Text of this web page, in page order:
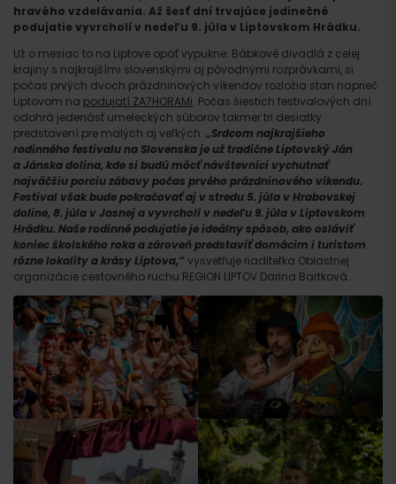
hravého vzdelávania. Až šesť dní trvajúce jedinečné
podujatie vyvrcholí v nedeľu 9. júla v Liptovskom Hrádku.
Už o mesiac to na Liptove opäť vypukne. Bábkové divadlá z celej
krajiny s najkrajšími slovenskými aj pôvodnými rozprávkami, si
počas prvých dvoch prázdninových víkendov rozložia stan naprieč
Liptovom na podujatí ZA7HORAMi. Počas šiestich festivalových dní
odohrá jedenásť umeleckých súborov takmer tri desiatky
predstavení pre malých aj veľkých. „Srdcom najkrajšieho
rodinného festivalu na Slovenska je už tradične Liptovský Ján
a Jánska dolina, kde si budú môcť návštevníci vychutnať
najväčšiu porciu zábavy počas prvého prázdninového víkendu.
Festival však bude pokračovať aj v stredu 5. júla v Hrabovskej
doline, 8. júla v Jasnej a vyvrcholí v nedeľu 9. júla v Liptovskom
Hrádku. Naše rodinné podujatie je ideálny spôsob, ako osláviť
koniec školského roka a zároveň predstaviť domácim i turistom
rôzne lokality a krásy Liptova,“vysvetľuje riaditeľka Oblastnej
organizácie cestovného ruchu REGION LIPTOV Darina Bartková.